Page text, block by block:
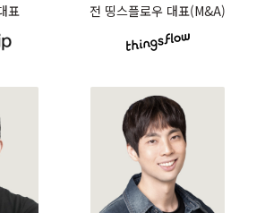
표 전 띵스플로우 대표(M&A)